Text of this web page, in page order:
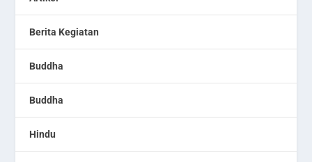
Berita Kegiatan
Buddha
Buddha
Hindu